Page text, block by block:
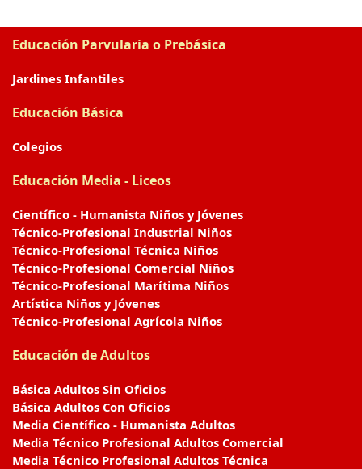
Educación Parvularia o Prebásica
Jardines Infantiles
Educación Básica
Colegios
Educación Media - Liceos
Científico - Humanista Niños y Jóvenes
Técnico-Profesional Industrial Niños
Técnico-Profesional Técnica Niños
Técnico-Profesional Comercial Niños
Técnico-Profesional Marítima Niños
Artística Niños y Jóvenes
Técnico-Profesional Agrícola Niños
Educación de Adultos
Básica Adultos Sin Oficios
Básica Adultos Con Oficios
Media Científico - Humanista Adultos
Media Técnico Profesional Adultos Comercial
Media Técnico Profesional Adultos Técnica